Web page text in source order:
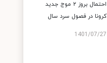
احتمال بروز ۲ موج جدید
کرونا در فصول سرد سال
1401/07/27